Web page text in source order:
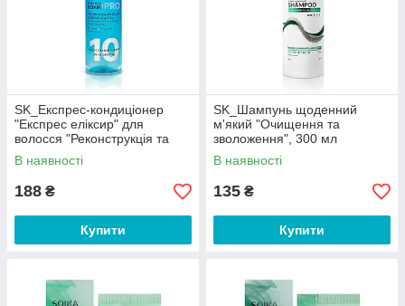
SK_Експрес-кондиціонер
"Експрес еліксир" для
волосся "Реконструкція та
зволоження", 200 мл
В наявності
188 ₴
Купити
SK_Шампунь щоденний
м'який "Очищення та
зволоження", 300 мл
В наявності
135 ₴
Купити